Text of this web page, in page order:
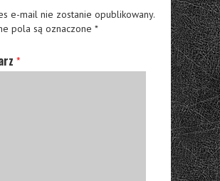
e-mail nie zostanie opublikowany.
pola są oznaczone *
*